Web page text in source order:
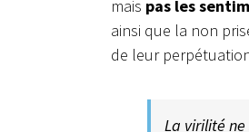
mais pas les
ainsi que la non
de leur
La virilité ne